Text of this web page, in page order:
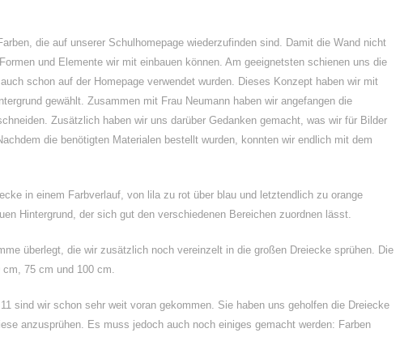
die auf unserer Schulhomepage wiederzufinden sind. Damit die Wand nicht
und Elemente wir mit einbauen können. Am geeignetsten schienen uns die
schon auf der Homepage verwendet wurden. Dieses Konzept haben wir mit
gewählt. Zusammen mit Frau Neumann haben wir angefangen die
Zusätzlich haben wir uns darüber Gedanken gemacht, was wir für Bilder
die benötigten Materialen bestellt wurden, konnten wir endlich mit dem
in einem Farbverlauf, von lila zu rot über blau und letztendlich zu orange
Hintergrund, der sich gut den verschiedenen Bereichen zuordnen lässt.
überlegt, die wir zusätzlich noch vereinzelt in die großen Dreiecke sprühen. Die
cm, 75 cm und 100 cm.
sind wir schon sehr weit voran gekommen. Sie haben uns geholfen die Dreiecke
anzusprühen. Es muss jedoch auch noch einiges gemacht werden: Farben